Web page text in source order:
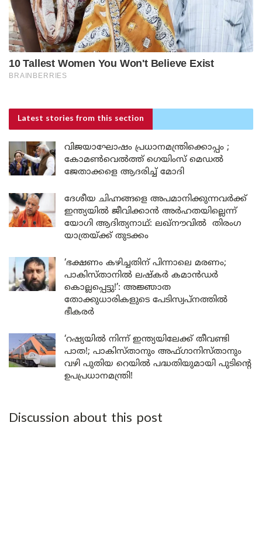
Latest stories from this section
വിജയാഘോഷം പ്രധാനമന്ത്രിക്കൊപ്പം ;
കോമൺവെൽത്ത് ഗെയിംസ് മെഡൽ
ജേതാക്കളെ ആദരിച്ച് മോദി
ദേശീയ ചിഹ്നങ്ങളെ അപമാനിക്കുന്നവർക്ക്
ഇന്ത്യയിൽ ജീവിക്കാൻ അർഹതയില്ലെന്ന്
യോഗി ആദിത്യനാഥ്: ലഖ്‌നൗവിൽ തിരംഗ
യാത്രയ്ക്ക് തുടക്കം
‘ഭക്ഷണം കഴിച്ചതിന് പിന്നാലെ മരണം;
പാകിസ്താനിൽ ലഷ്കർ കമാൻഡർ
കൊല്ലപ്പെട്ടു!’: അജ്ഞാത
തോക്കുധാരികളുടെ പേടിസ്വപ്നത്തിൽ
ഭീകരർ
‘റഷ്യയിൽ നിന്ന് ഇന്ത്യയിലേക്ക് തീവണ്ടി
പാത!; പാകിസ്താനും അഫ്ഗാനിസ്താനും
വഴി പുതിയ റെയിൽ പദ്ധതിയുമായി പുടിന്റെ
ഉപപ്രധാനമന്ത്രി!
Discussion about this post